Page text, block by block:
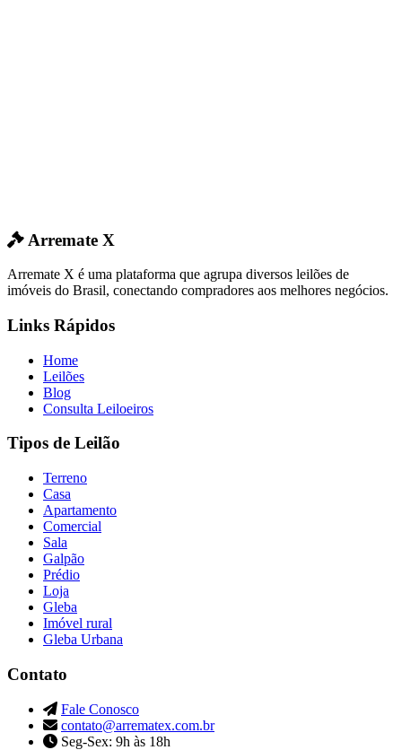
Arremate X
Arremate X é uma plataforma que agrupa diversos leilões de
imóveis do Brasil, conectando compradores aos melhores negócios.
Links Rápidos
Home
Leilões
Blog
Consulta Leiloeiros
Tipos de Leilão
Terreno
Casa
Apartamento
Comercial
Sala
Galpão
Prédio
Loja
Gleba
Imóvel rural
Gleba Urbana
Contato
Fale Conosco
contato@arrematex.com.br
Seg-Sex: 9h às 18h